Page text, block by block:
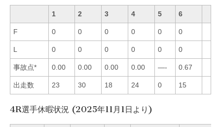
1 2 3 4 5 6
F 0 0 0 0 0 0
L 0 0 0 0 0 0
事故点* 0.00 0.00 0.00 0.00 —- 0.67
出走数 23 30 18 24 0 15
4R選手休暇状況 (2025年11月1日より)